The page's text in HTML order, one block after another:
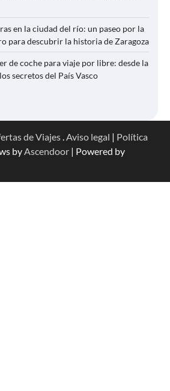
en la ciudad del río: un paseo por la
para descubrir la historia de Zaragoza
de coche para viaje por libre: desde la
secretos del País Vasco
de Viajes Aviso legal | Política
by Ascendoor | Powered by